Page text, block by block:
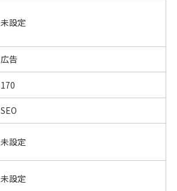
未設定
広告
170
SEO
未設定
未設定